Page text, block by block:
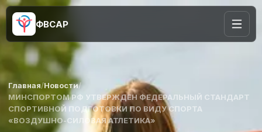
ФВСАР
Главная/Новости/
МИНСПОРТОМ РФ УТВЕРЖДЕН ФЕДЕРАЛЬНЫЙ СТАНДАРТ
СПОРТИВНОЙ ПОДГОТОВКИ ПО ВИДУ СПОРТА
«ВОЗДУШНО-СИЛОВАЯ АТЛЕТИКА»